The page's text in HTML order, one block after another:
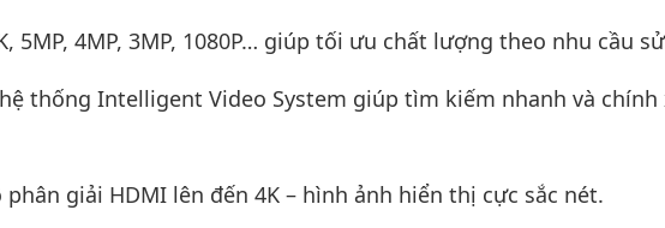
5MP, 4MP, 3MP, 1080P… giúp tối ưu chất lượng theo nhu cầu
thống Intelligent Video System giúp tìm kiếm nhanh và chính
giải HDMI lên đến 4K – hình ảnh hiển thị cực sắc nét.